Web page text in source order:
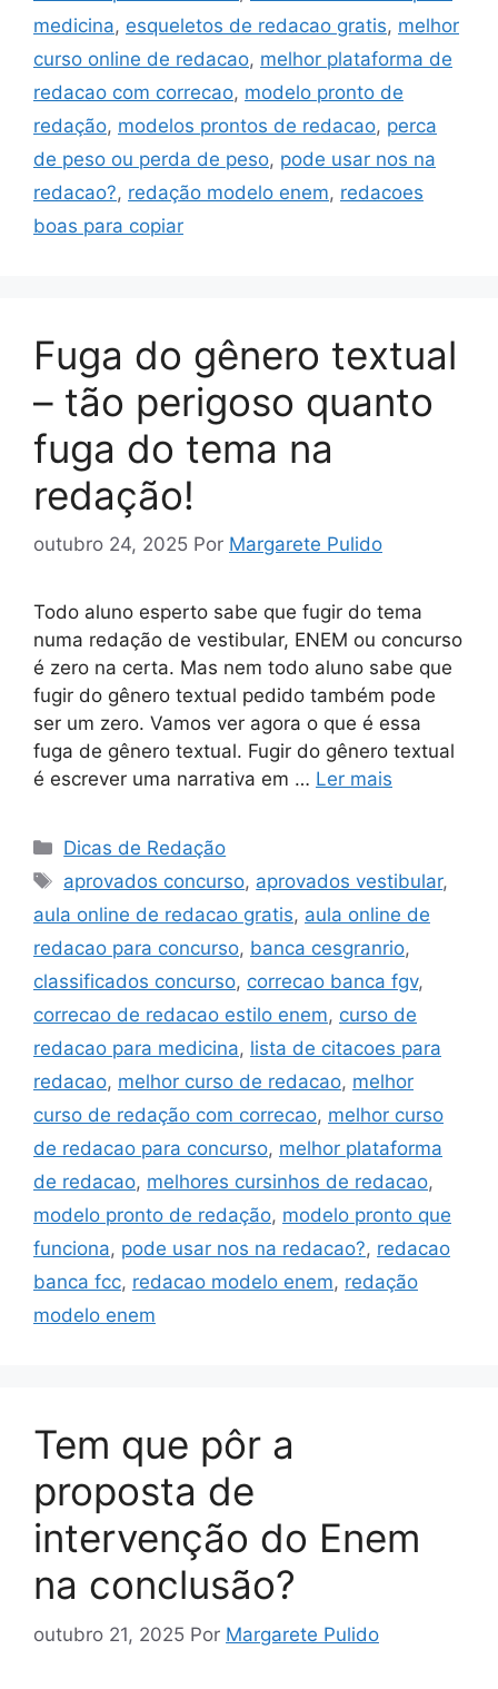
medicina, esqueletos de redacao gratis, melhor
curso online de redacao, melhor plataforma de
redacao com correcao, modelo pronto de
redação, modelos prontos de redacao, perca
de peso ou perda de peso, pode usar nos na
redacao?, redação modelo enem, redacoes
boas para copiar
Fuga do gênero textual
– tão perigoso quanto
fuga do tema na
redação!
outubro 24, 2025 Por Margarete Pulido
Todo aluno esperto sabe que fugir do tema
numa redação de vestibular, ENEM ou concurso
é zero na certa. Mas nem todo aluno sabe que
fugir do gênero textual pedido também pode
ser um zero. Vamos ver agora o que é essa
fuga de gênero textual. Fugir do gênero textual
é escrever uma narrativa em … Ler mais
Categorias
Dicas de Redação
Tags
aprovados concurso, aprovados vestibular,
aula online de redacao gratis, aula online de
redacao para concurso, banca cesgranrio,
classificados concurso, correcao banca fgv,
correcao de redacao estilo enem, curso de
redacao para medicina, lista de citacoes para
redacao, melhor curso de redacao, melhor
curso de redação com correcao, melhor curso
de redacao para concurso, melhor plataforma
de redacao, melhores cursinhos de redacao,
modelo pronto de redação, modelo pronto que
funciona, pode usar nos na redacao?, redacao
banca fcc, redacao modelo enem, redação
modelo enem
Tem que pôr a
proposta de
intervenção do Enem
na conclusão?
outubro 21, 2025 Por Margarete Pulido